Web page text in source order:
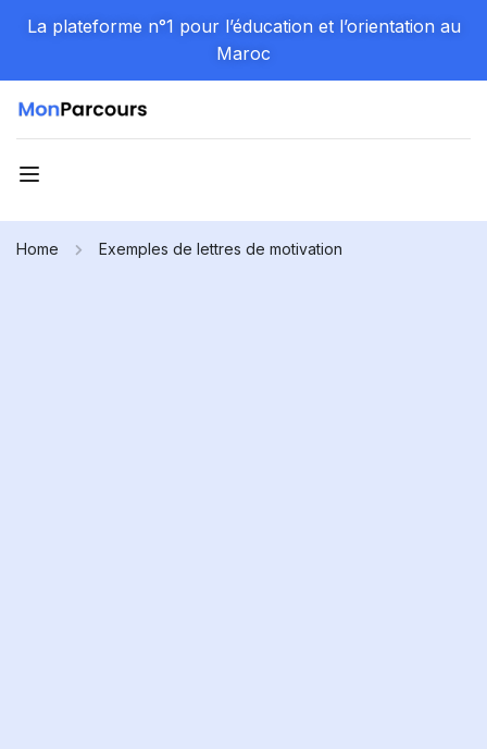
La plateforme n°1 pour l’éducation et l’orientation au
Maroc
Home Exemples de lettres de motivation